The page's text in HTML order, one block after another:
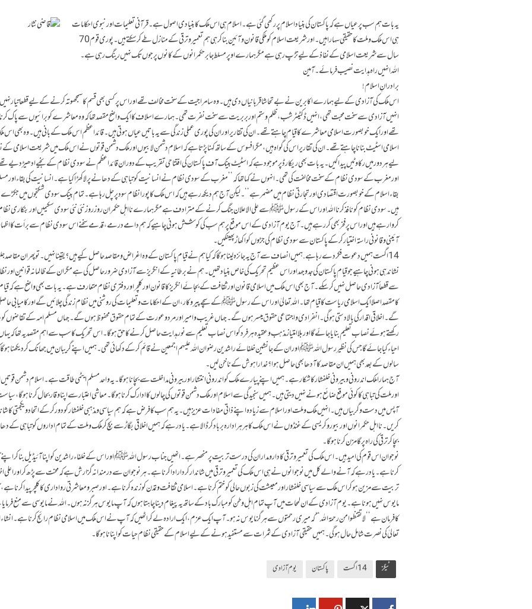
یہ بات ہم سب پر عیاں ہے کہ پاکستان کی بنیاد اسلام پر رکھی گئی ہے۔اسلام ہی اس ملک کا بنیادی اصول ہے۔ قرآنی تعلیمات اور نبوی احکامات
ہی اس ملک و ملت کا حقیقی سہارا ہیں۔ اور شریعت اسلام کو ملکی قانون و آئین بنا کر ہی ہم تعمیر و ترقی کے منازل طے کرسکتے ہیں۔ پوری قوم 70
سال سے شریعت اسلامی کے نفاذ کے لیے تڑپ رہی ہے مگر ہمارے اوپر مسلط جابر حکمرانوں کے کانوں پر جوں تک نہیں رینگ رہی ہے۔
اللہ انہیں راہ ہدایت نصیب فرمائے۔ آمین
برادرانِ اسلام!
اس ملک کی آزادی کے لیے ہمارے اکابرین نے بے تحاشا قربانیاں دی ہیں۔ وہ سامراجیت کے سخت مخالف تھے اور اس پر کسی بھی قسم کا سمجھوتہ کرنے کے لیے قطعا تیار
انہیں آزادی سے سخت محبت تھی، انہیں ڈکٹیٹر شب، ظلم و ستم اور بربریت سے سخت نفرت تھی۔ ہمارے اسلاف کا ایک واضح مقصد تھا کہ وہ معاشرے کو برائیوں سے پاک
تھے اور ایک خوبصورت اسلامی معاشرے کا قیام چاہتے تھے۔ ان کی تقاریر اور ان کی پوری عملی زندگی سے یہ باتیں عیاں ہوتی ہیں۔ قائداعظم اس ملک کے بانی ہیں۔ وہ بھی اس
اسلامی اسٹیٹ بنانا چاہتے تھے۔ ان کی تقاریر اس کی گواہ ہیں، مگر افسوس کے ساتھ کہنا پڑتا ہے کہ اسلام دشمن لابیوں اور ملک دشمن قوتوں نے اس ملک میں شریعت اسلامی
لیے ہر دور میں رکاوٹیں پیدا کیں۔ یہ بات بھی ریکارڈ پر موجود ہے کہ اسٹیٹ بینک آف پاکستان کی افتتاحی تقریب کے دوران قائداعظم نے سودی نظام کے بخیے ادھیڑ دیے
اورمغرب کے سودی نظام کے سخت مخالفت کی تھی۔ انہوں نے کہا تھا کہ’’ مغرب کے سودی نظام نے انسانیت کو تباہی کے دھانے پر لا کھڑا کیا ہے۔ انسانیت کی بقاء اور
بقاء اسلام کے خوبصورت اقتصادی اور تجارتی نظام میں مضمر ہے‘‘۔ لیکن آج ہم دیکھ رہے ہیں کہ اس ملک کا پورا نظام سود پر چل رہا ہے۔ تمام بینک سودی شکنجوں میں
ہیں۔ سود ی نظام کو نافذ کرنا اللہ اور اس کے رسول ﷺ سے علی الاعلان جنگ کرنے کے مترادف ہے مگر ہمارے نااہل حکمران روز روز نئی نئی سودی سکیمیں اور بنکاری
کروا رہے ہیں اور اس پر فخر بھی کر رہے ہیں۔ آج یوم آزادی کے اس موقع پر ہم سب کی کوشش ہونی چاہیے کہ ہم دامے درمے، قدمے سخنے اس سودی نظام سے برأت کا
آئینی و قانونی راستہ اختیار کر کے پاکستان سے سودی نظام کی جڑوں کو اکھاڑ پھینکیں۔
14 اگست ہمیں دعوت فکر دے رہا ہے. ہمیں انصاف سے آج یہ جائزہ لینا ہوگا کہ کیا ہم نے قیام پاکستان کے وہ اغراض و مقاصد حاصل کیے ہیں؟ یقینا نہیں۔ تو پھر ان مقاصد
نشاندہی ہونی چاہیے جو قیام پاکستان کی جدوجہد اور اس عظیم تحریک کی خاص بنیاد تھیں۔ ہم نے برطانیہ کے انگریز سے آزادی ضرور حاصل کی ہے مگر ان کے ظالمانہ قوانین اور
سے قطعاً آزادی حاصل نہیں کرسکے۔ آج بھی اس ملک میں اسلامی قانون اور ثقافت کے بجائے انگریز کا قانون اور کلچر اور دفتری نظام متعارف ہے۔ یہ بات بھی واضح ہے کہ
کامقصد اصلا ایک اسلامی ریاست کا قیام تھا۔ اللہ تعالیٰ اور اس کے رسول ﷺ کے سچے پیروکار ، ان کے احکامات و تعلیمات کی روشنی میں نظام زندگی چلائیں گے اور کامیابی
گے۔ اخلاقی اقدار کی بالادستی ہوگی۔ انفرادی و اجتماعی حقوق میسر ہوں گے۔ جہاں غریب و امیر اور مرد و عورت کے تمام حقوق محفوظ ہوں گے۔ جہاں مسلم امہ کے تقاضوں
رکھتے ہوئے نصاب تعلیم بنایا جائے گا اور بلاامتیاز مذہب و عقیدہ ہر فر د کو اس نصاب تعلیم سے نورہدایت حاصل کرنے کا حق ہوگا۔ اس تحریک کا سب سے اہم مقصد یہ تھا کہ
سالوں کے بعد بھی ہمیں ان مقاصد کا آدھا بھی حاصل ہوا؟ خدارا ہوش کے ناخن لیں۔
آج ہمارا ملک اندرونی و بیرونی خلفشار کا شکار ہے۔ ہمیں اپنے پیارے ملک کو اندرونی انتشار اور بیرونی مداخلت سے بچانا ہوگا۔ یہ واحد مسلم ایٹمی طاقت ہے۔ اسلام دشمن
اور ملت کی تباہی کا کوئی موقع ضائع ہونے نہیں دیتی ہیں۔ ہمیں سنجیدگی سے اسلام اور ملک دشمن قوتوں کی چالوں کا ادارک کر نا ہوگا۔ معاشی اعتبار سے اپنا وقار بحال کرنا ہوگا،
آپس میں دست وگربیاں ہیں۔ انہیں ملک و ملت اور اسلام سے زیادہ اپنے ذاتی مفادات عزیز ہیں۔ یہ ہم سب کا فرض ہے کہ ہم سیاسی و مذہبی خلفشار کو دور کرکے اتحاد ویکجہتی کا
کریں۔ نااہل حکمرانوں اور بیوروکریسی کے غنڈوں نے اس ملک کا ہر ہر ادارہ برباد کر ڈالا ہے۔ یاد رہے کہ ہمیں اخلاقی بگاڑ سے بچ کر ملک و ملت کے تمام اداروں کو تباہی
بچا کر ترقی کی راہ پر گامزن کرنا ہوگا۔
نوجوان اس قوم کی امید ہیں۔ اس ملک کی تعمیر وترقی کا دارومدار ان کی درست تربیت پر منحصر ہے ۔ انھیں جناب رسول اللہ ﷺ اور اس کے خلفاء راشدین کو اپنا آئیڈیل بنا کر
کرنا ہے۔ یاد رہے کہ آنے والے کل میں نوجوانوں نے ہی اس ملک کی تعمیر و ترقی میں شاندار کردار ادا کرنا ہے۔ ہر نوجوان سے درمندانہ گزارش ہے کہ محنت سے پڑھ کر اور اعلی
تربیت سے مزین ہو کر اس ملک سے سیاسی خلفشار اور معیشت کی زبوں حالی کو ختم کرنا ہے۔ اسلامی ثقافت و تمدن کو زندہ کرنا ہے۔ اور صبر و معاشرتی رواداری کا کلچر پیدا
مایوس نہیں ہونا ہے۔ یوم آزادی کے ان لمحات میں آپ تمام اہل وطن کو مبارک باد کے ساتھ یہ پیغام دینا چاہتا ہوں کہ آپ مایوس ہرگز نہ ہوں۔ اللہ نے مایوسی سے منع
کا فرمان ہے ’’ لاتقنظوا من رحمۃ اللہ‘‘ کہ میری رحمتوں سے ہرگز مایوس نہ ہو۔ آپ ایک عزم، ایک ارادہ لے کراٹھیں کہ آپ نے اس ملک میں اسلامی نظام رائج کرنا ہے۔
تعالیٰ کی نصرت شامل حال ہوگی۔ ہمیں حقیقی آزادی کے ثمرات سے مستفید ہونے کے لیے اسلام کے حقیقی نظام حیات کو اپنانا ہوگا۔
ٹیگز 14 اگست پاکستان یوم آزادی